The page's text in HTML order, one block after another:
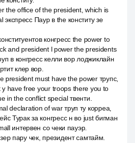
the office of the president, which is
экспресс Паур в the конститу зе
конгресс the power to
and president l power the presidents
в конгресс келли вор лоджиклайн
клер вор.
president must have the power трупс,
have free your troops there you to
in the conflict special твенти.
declaration of war труп ту корреа,
Турак за конгресс н во just бигман
интервен со чеки пауэр.
пару чек, президент самтайм.